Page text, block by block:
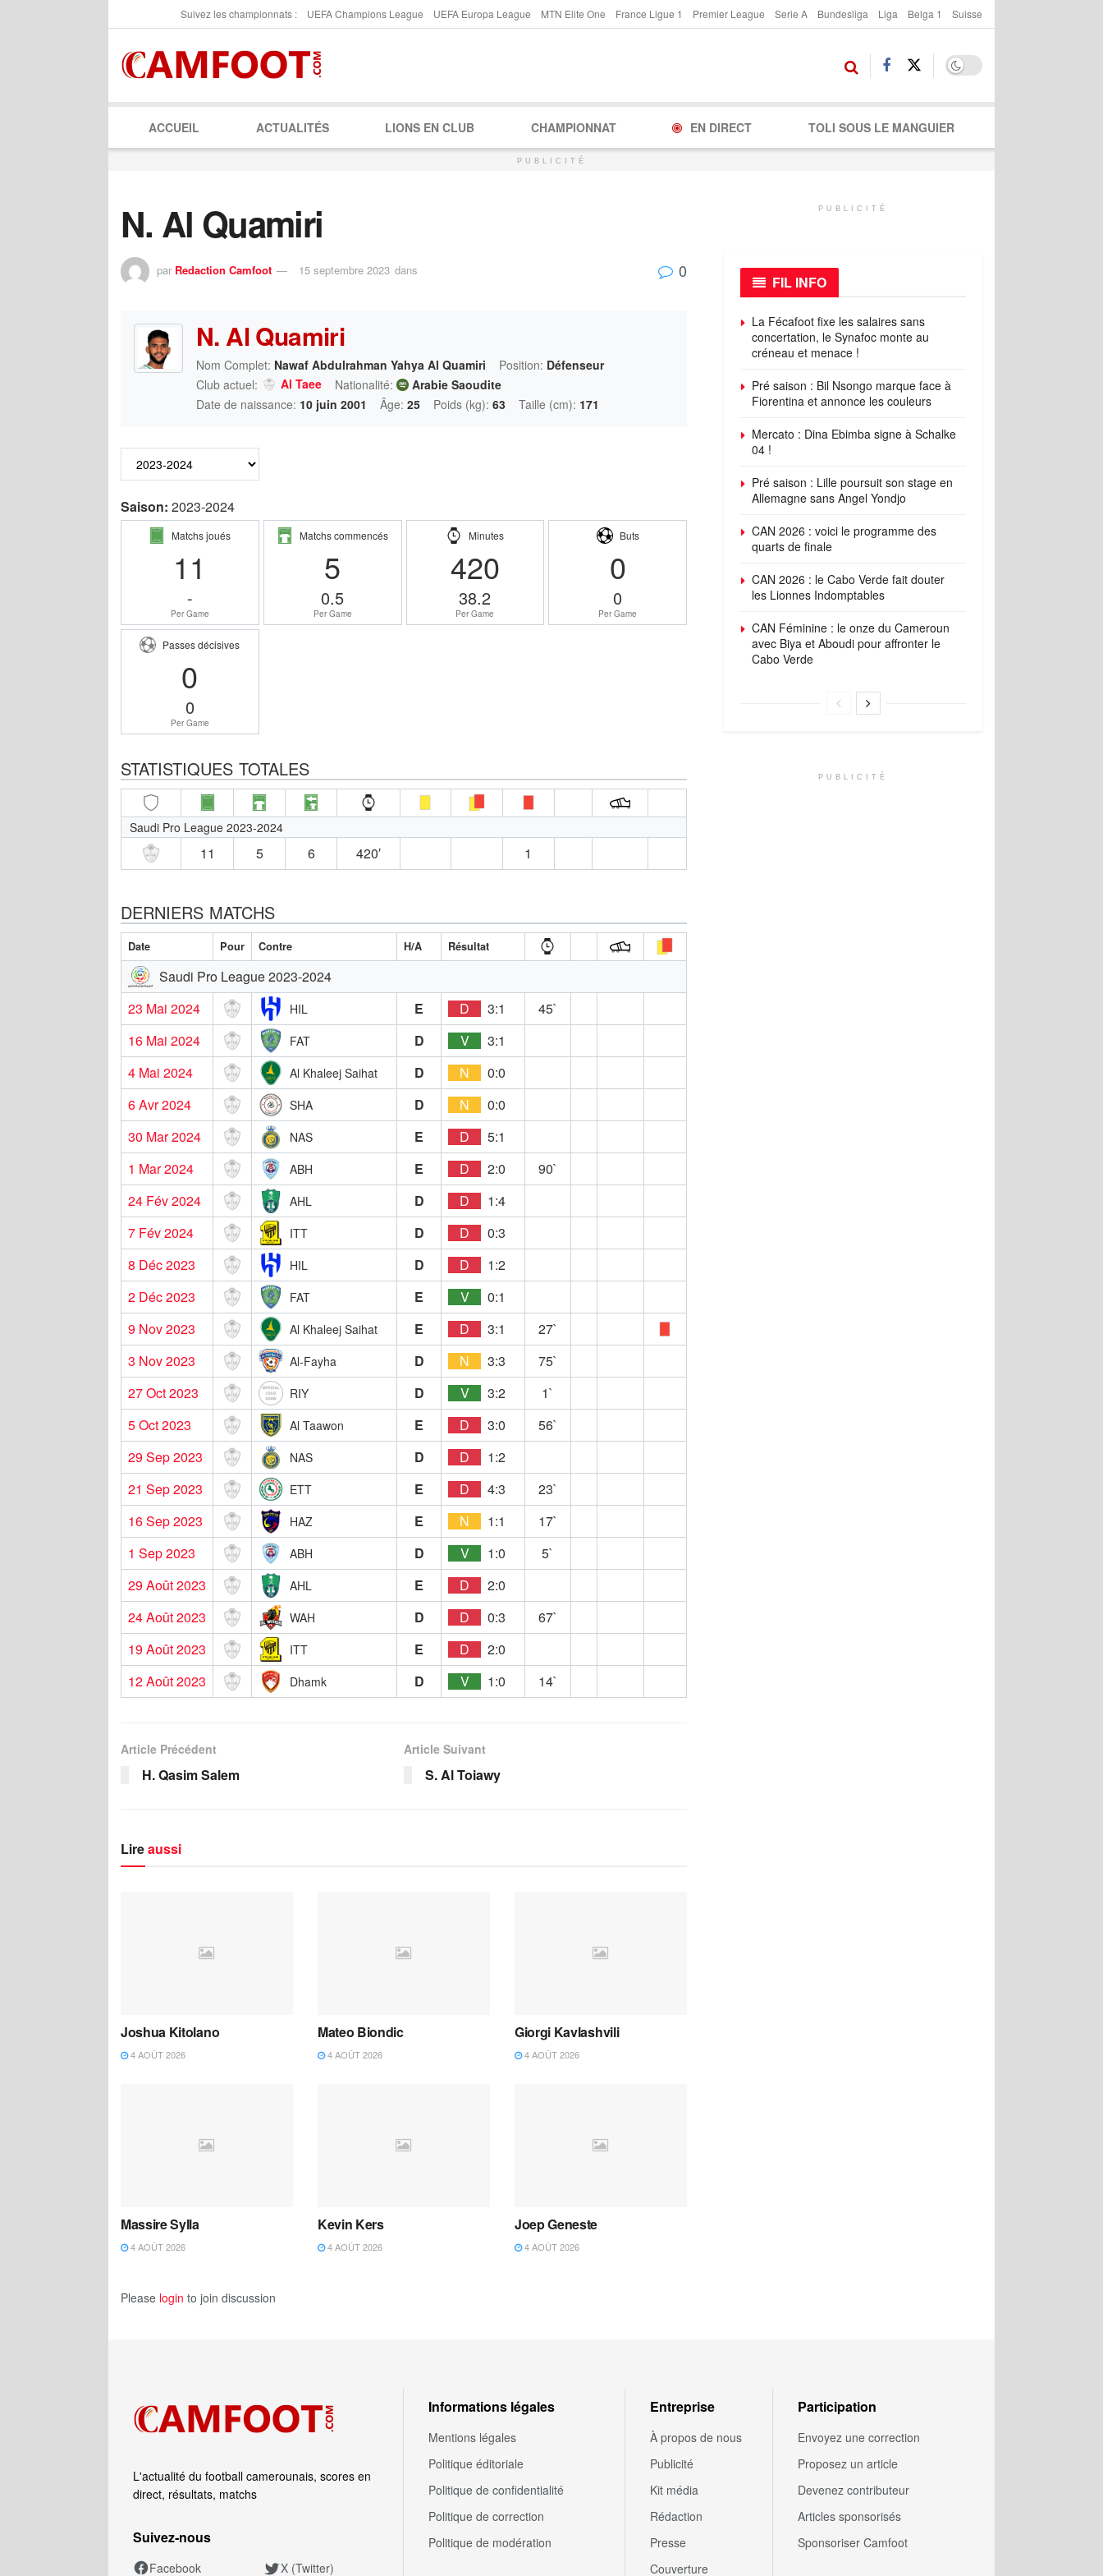
Suivez les championnats : UEFA Champions League UEFA Europa League MTN Elite One France Ligue 1 Premier League Serie A Bundesliga Liga Belga 1 Suisse
ACCUEIL ACTUALITÉS LIONS EN CLUB CHAMPIONNAT EN DIRECT TOLI SOUS LE MANGUIER
PUBLICITÉ
N. Al Quamiri
par Redaction Camfoot 15 septembre 2023 dans 0
N. Al Quamiri
Nom Complet: Nawaf Abdulrahman Yahya Al Quamiri Position: Défenseur
Club actuel:
Al Taee Nationalité:
Arabie Saoudite
Date de naissance: 10 juin 2001 Âge: 25 Poids (kg): 63 Taille (cm): 171
Saison: 2023-2024
Matchs joués
11
-
Per Game
Matchs commencés
5
0.5
Per Game
Minutes
420
38.2
Per Game
Buts
0
0
Per Game
Passes décisives
0
0
Per Game
STATISTIQUES TOTALES
Saudi Pro League 2023-2024
11 5 6 420′ 1
DERNIERS MATCHS
Date Pour Contre H/A Résultat
Saudi Pro League 2023-2024
23 Mai 2024
HIL E D 3:1
45`
16 Mai 2024
FAT D V
3:1
4 Mai 2024
Al Khaleej Saihat D N
0:0
6 Avr 2024
SHA D N
0:0
30 Mar 2024
NAS E D
5:1
1 Mar 2024
ABH E D 2:0
90`
24 Fév 2024
AHL D D
1:4
7 Fév 2024
ITT D D
0:3
8 Déc 2023
HIL D D
1:2
2 Déc 2023
FAT E V
0:1
9 Nov 2023
Al Khaleej Saihat E D 3:1
27`
3 Nov 2023
Al-Fayha D N 3:3
75`
27 Oct 2023
RIY D V 3:2
1`
5 Oct 2023
Al Taawon E D 3:0
56`
29 Sep 2023
NAS D D
1:2
21 Sep 2023
ETT E D 4:3
23`
16 Sep 2023
HAZ E N 1:1
17`
1 Sep 2023
ABH D V 1:0
5`
29 Août 2023
AHL E D
2:0
24 Août 2023
WAH D D 0:3
67`
19 Août 2023
ITT E D
2:0
12 Août 2023
Dhamk D V 1:0 14`
Article Précédent
H. Qasim Salem
Article Suivant
S. Al Toiawy
Lireaussi
Joshua Kitolano
4 AOÛT 2026
Mateo Biondic
4 AOÛT 2026
Giorgi Kavlashvili
4 AOÛT 2026
Massire Sylla
4 AOÛT 2026
Kevin Kers
4 AOÛT 2026
Joep Geneste
4 AOÛT 2026
Please login to join discussion
PUBLICITÉ
FIL INFO
La Fécafoot fixe les salaires sans
concertation, le Synafoc monte au
créneau et menace !
Pré saison : Bil Nsongo marque face à
Fiorentina et annonce les couleurs
Mercato : Dina Ebimba signe à Schalke
04 !
Pré saison : Lille poursuit son stage en
Allemagne sans Angel Yondjo
CAN 2026 : voici le programme des
quarts de finale
CAN 2026 : le Cabo Verde fait douter
les Lionnes Indomptables
CAN Féminine : le onze du Cameroun
avec Biya et Aboudi pour affronter le
Cabo Verde
PUBLICITÉ
L'actualité du football camerounais, scores en
direct, résultats, matchs
Suivez‑nous
Facebook X (Twitter)
Informations légales
Mentions légales
Politique éditoriale
Politique de confidentialité
Politique de correction
Politique de modération
Entreprise
À propos de nous
Publicité
Kit média
Rédaction
Presse
Couverture
Participation
Envoyez une correction
Proposez un article
Devenez contributeur
Articles sponsorisés
Sponsoriser Camfoot